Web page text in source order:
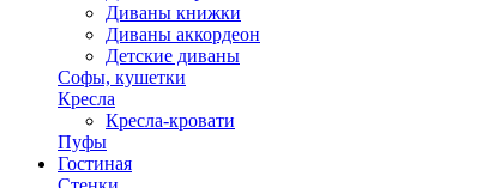
Диваны книжки
Диваны аккордеон
Детские диваны
Софы, кушетки
Кресла
Кресла-кровати
Пуфы
Гостиная